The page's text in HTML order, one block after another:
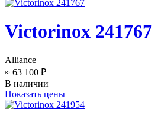
Victorinox 241767
Alliance
≈ 63 100 ₽
В наличии
Показать цены